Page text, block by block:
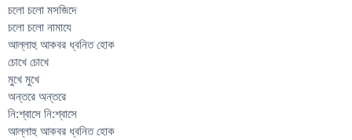
চলো চলো মসজিদে
চলো চলো নামাযে
আল্লাহু আকবর ধ্বনিত হোক
চোখে চোখে
মুখে মুখে
অন্তরে অন্তরে
নি:শ্বাসে নি:শ্বাসে
আল্লাহু আকবর ধ্বনিত হোক